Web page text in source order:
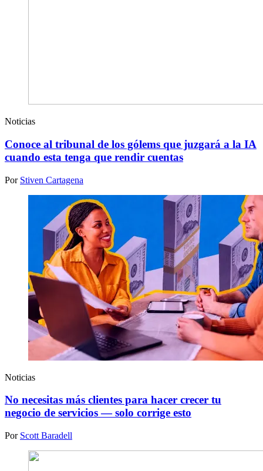
Noticias
Conoce al tribunal de los gólems que juzgará a la IA
cuando esta tenga que rendir cuentas
Por Stiven Cartagena
Noticias
No necesitas más clientes para hacer crecer tu
negocio de servicios — solo corrige esto
Por Scott Baradell